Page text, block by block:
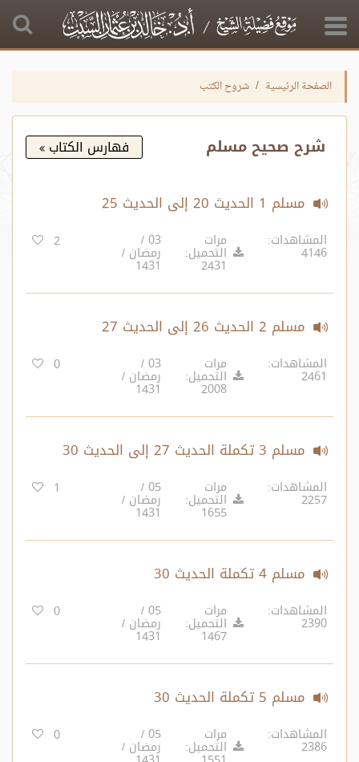
الصفحة الرئيسية شروح الكتب
شرح صحيح مسلم فهارس الكتاب
مسلم 1 الحديث 20 إلى الحديث 25
المشاهدات:
4146
مرات
التحميل:
2431
03 /
رمضان /
1431
2
مسلم 2 الحديث 26 إلى الحديث 27
المشاهدات:
2461
مرات
التحميل:
2008
03 /
رمضان /
1431
0
مسلم 3 تكملة الحديث 27 إلى الحديث 30
المشاهدات:
2257
مرات
التحميل:
1655
05 /
رمضان /
1431
1
مسلم 4 تكملة الحديث 30
المشاهدات:
2390
مرات
التحميل:
1467
05 /
رمضان /
1431
0
مسلم 5 تكملة الحديث 30
المشاهدات:
2386
مرات
التحميل:
05 /
رمضان /
0